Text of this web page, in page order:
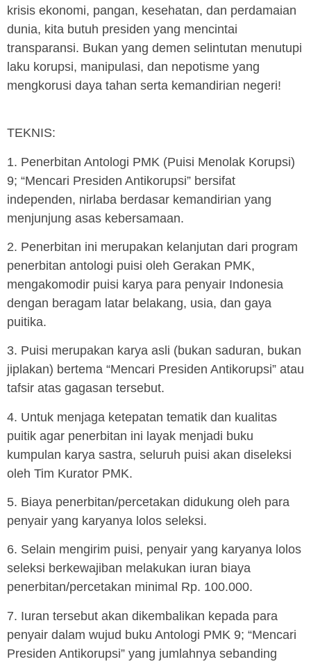
krisis ekonomi, pangan, kesehatan, dan perdamaian
dunia, kita butuh presiden yang mencintai
transparansi. Bukan yang demen selintutan menutupi
laku korupsi, manipulasi, dan nepotisme yang
mengkorusi daya tahan serta kemandirian negeri!
TEKNIS:
1. Penerbitan Antologi PMK (Puisi Menolak Korupsi)
9; “Mencari Presiden Antikorupsi” bersifat
independen, nirlaba berdasar kemandirian yang
menjunjung asas kebersamaan.
2. Penerbitan ini merupakan kelanjutan dari program
penerbitan antologi puisi oleh Gerakan PMK,
mengakomodir puisi karya para penyair Indonesia
dengan beragam latar belakang, usia, dan gaya
puitika.
3. Puisi merupakan karya asli (bukan saduran, bukan
jiplakan) bertema “Mencari Presiden Antikorupsi” atau
tafsir atas gagasan tersebut.
4. Untuk menjaga ketepatan tematik dan kualitas
puitik agar penerbitan ini layak menjadi buku
kumpulan karya sastra, seluruh puisi akan diseleksi
oleh Tim Kurator PMK.
5. Biaya penerbitan/percetakan didukung oleh para
penyair yang karyanya lolos seleksi.
6. Selain mengirim puisi, penyair yang karyanya lolos
seleksi berkewajiban melakukan iuran biaya
penerbitan/percetakan minimal Rp. 100.000.
7. Iuran tersebut akan dikembalikan kepada para
penyair dalam wujud buku Antologi PMK 9; “Mencari
Presiden Antikorupsi” yang jumlahnya sebanding